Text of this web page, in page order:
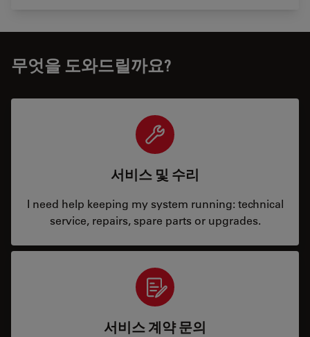
무엇을 도와드릴까요?
서비스 및 수리
I need help keeping my system running: technical
service, repairs, spare parts or upgrades.
서비스 계약 문의